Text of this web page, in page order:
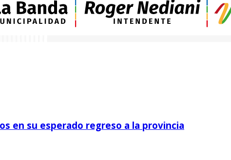
en su esperado regreso a la provincia